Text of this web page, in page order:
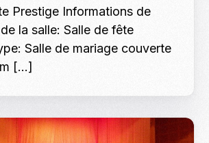
Prestige Informations de
la salle: Salle de fête
Salle de mariage couverte
[…]